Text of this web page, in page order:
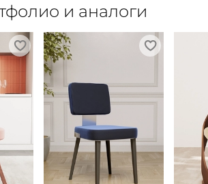
и аналоги